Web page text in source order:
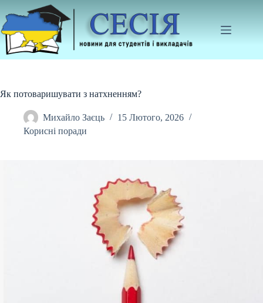
до
вмісту
Як потоваришувати з натхненням?
Михайло Заєць
15 Лютого, 2026
Корисні поради